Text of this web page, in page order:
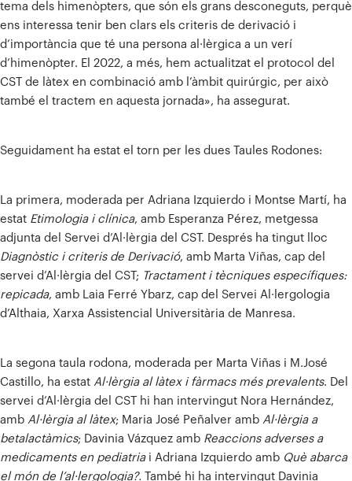
tema dels himenòpters, que són els grans desconeguts, perquè
ens interessa tenir ben clars els criteris de derivació i
d’importància que té una persona al·lèrgica a un verí
d’himenòpter. El 2022, a més, hem actualitzat el protocol del
CST de làtex en combinació amb l’àmbit quirúrgic, per això
també el tractem en aquesta jornada», ha assegurat.
Seguidament ha estat el torn per les dues Taules Rodones:
La primera, moderada per Adriana Izquierdo i Montse Martí, ha
estat Etimologia i clínica, amb Esperanza Pérez, metgessa
adjunta del Servei d’Al·lèrgia del CST. Després ha tingut lloc
Diagnòstic i criteris de Derivació, amb Marta Viñas, cap del
servei d’Al·lèrgia del CST; Tractament i tècniques específiques:
repicada, amb Laia Ferré Ybarz, cap del Servei Al·lergologia
d’Althaia, Xarxa Assistencial Universitària de Manresa.
La segona taula rodona, moderada per Marta Viñas i M.José
Castillo, ha estat Al·lèrgia al làtex i fàrmacs més prevalents. Del
servei d’Al·lèrgia del CST hi han intervingut Nora Hernández,
amb Al·lèrgia al làtex; Maria José Peñalver amb Al·lèrgia a
betalactàmics; Davinia Vázquez amb Reaccions adverses a
medicaments en pediatriai Adriana Izquierdo amb Què abarca
el món de l’al·lergologia?. També hi ha intervingut Davinia